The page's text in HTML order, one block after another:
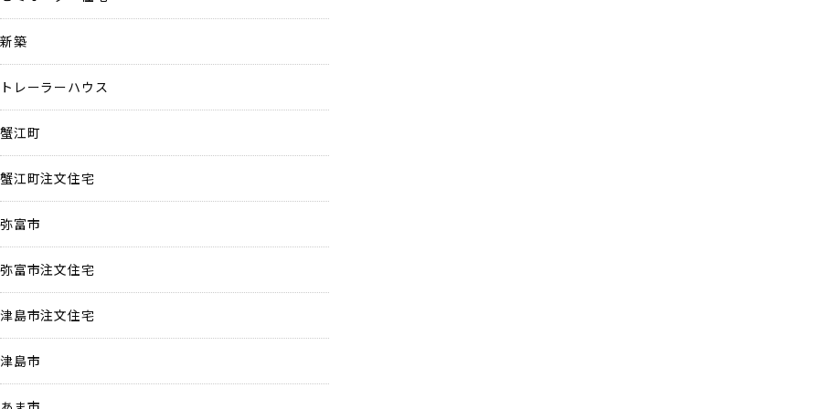
新築
トレーラーハウス
蟹江町
蟹江町注文住宅
弥富市
弥富市注文住宅
津島市注文住宅
津島市